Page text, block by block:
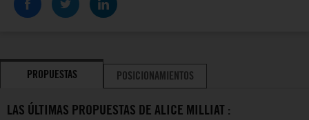
PROPUESTAS POSICIONAMIENTOS
LAS ÚLTIMAS PROPUESTAS DE ALICE MILLIAT :